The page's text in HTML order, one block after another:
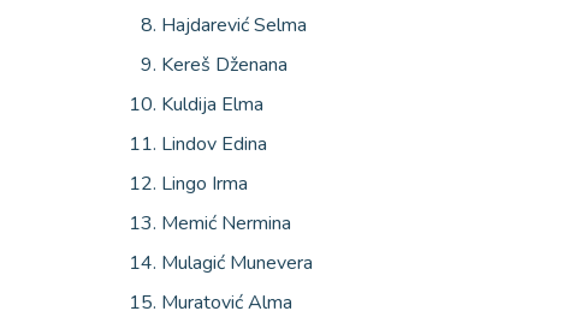
Hajdarević Selma
Kereš Dženana
Kuldija Elma
Lindov Edina
Lingo Irma
Memić Nermina
Mulagić Munevera
Muratović Alma